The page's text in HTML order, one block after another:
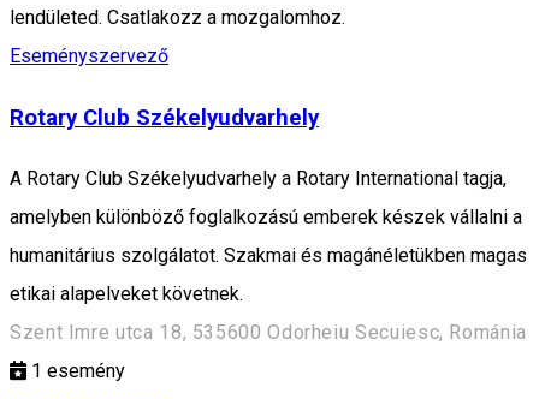
lendületed. Csatlakozz a mozgalomhoz.
Eseményszervező
Rotary Club Székelyudvarhely
A Rotary Club Székelyudvarhely a Rotary International tagja,
amelyben különböző foglalkozású emberek készek vállalni a
humanitárius szolgálatot. Szakmai és magánéletükben magas
etikai alapelveket követnek.
Szent Imre utca 18, 535600 Odorheiu Secuiesc, Románia
1 esemény